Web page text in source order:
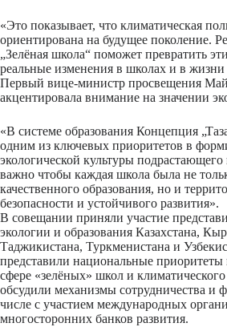
«Это показывает, что климатическая
ориентирована на будущее поколение.
„Зелёная школа“ поможет превратить
реальные изменения в школах и в
Первый вице-министр просвещения
акцентировала внимание на значении
«В системе образования Концепция
одним из ключевых приоритетов в
экологической культуры
важно чтобы каждая школа была не
качественного образования, но и
безопасности и устойчивого развития».
В совещании приняли участие
экологии и образования Казахстана,
Таджикистана, Туркменистана и
представили национальные
сфере «зелёных» школ и
обсудили механизмы сотрудничества и
числе с участием международных
многосторонних банков развития.